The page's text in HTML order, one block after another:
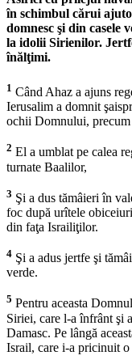
în schimbul cărui
domnesc şi din casele
la idolii Sirienilor.
înălţimi.
1 Când Ahaz a ajuns
Ierusalim a domnit
ochii Domnului, precum
2 El a umblat pe calea
turnate Baalilor,
3 Şi a dus tămâieri în
foc după urîtele
din faţa Israiliţilor.
4 Şi a adus jertfe şi
verde.
5 Pentru aceasta
Siriei, care l-a înfrânt şi
Damasc. Pe lângă
Israil, care i-a pricinuit o